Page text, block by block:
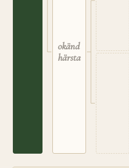
okänd
härstamning